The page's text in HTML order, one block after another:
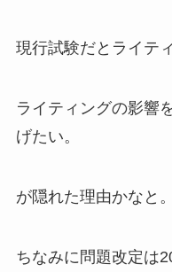
現行試験だとライテ
ライティングの影響
げたい。
が隠れた理由かなと。
ちなみに問題改定は